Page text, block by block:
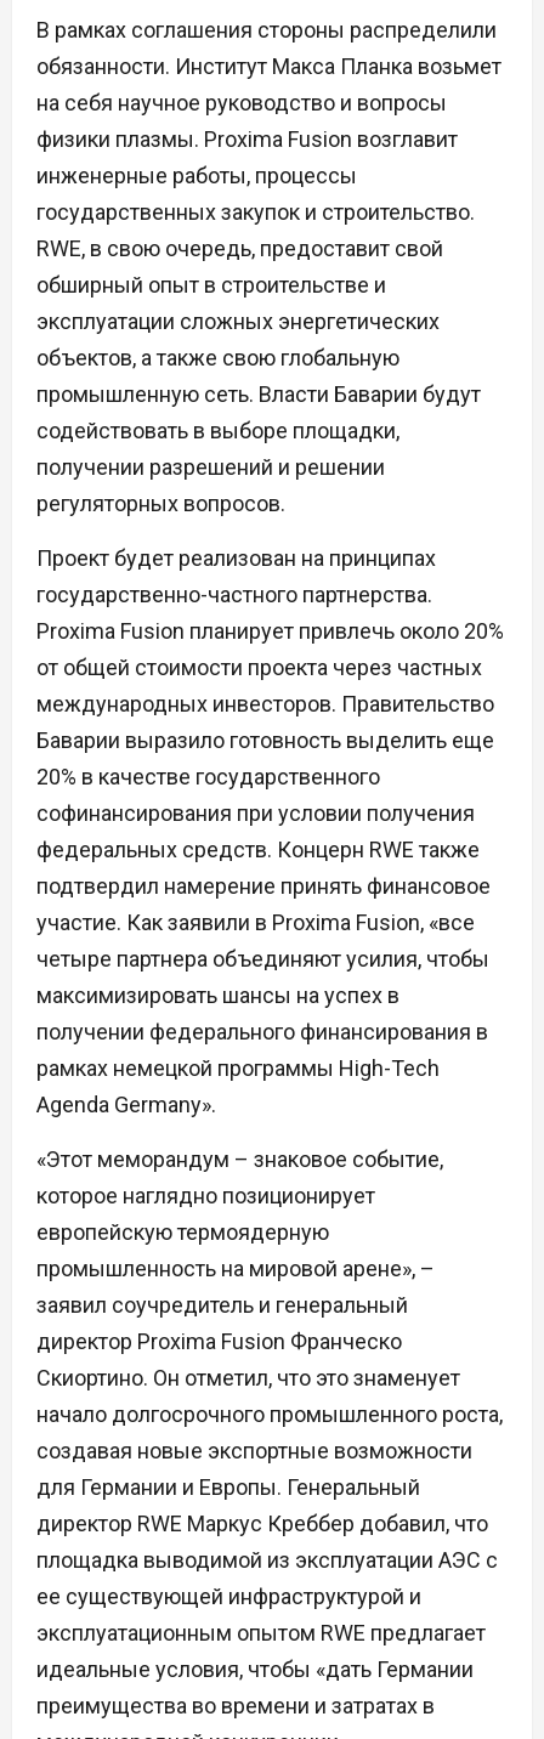
В рамках соглашения стороны распределили
обязанности. Институт Макса Планка возьмет
на себя научное руководство и вопросы
физики плазмы. Proxima Fusion возглавит
инженерные работы, процессы
государственных закупок и строительство.
RWE, в свою очередь, предоставит свой
обширный опыт в строительстве и
эксплуатации сложных энергетических
объектов, а также свою глобальную
промышленную сеть. Власти Баварии будут
содействовать в выборе площадки,
получении разрешений и решении
регуляторных вопросов.
Проект будет реализован на принципах
государственно-частного партнерства.
Proxima Fusion планирует привлечь около 20%
от общей стоимости проекта через частных
международных инвесторов. Правительство
Баварии выразило готовность выделить еще
20% в качестве государственного
софинансирования при условии получения
федеральных средств. Концерн RWE также
подтвердил намерение принять финансовое
участие. Как заявили в Proxima Fusion, «все
четыре партнера объединяют усилия, чтобы
максимизировать шансы на успех в
получении федерального финансирования в
рамках немецкой программы High-Tech
Agenda Germany».
«Этот меморандум – знаковое событие,
которое наглядно позиционирует
европейскую термоядерную
промышленность на мировой арене», –
заявил соучредитель и генеральный
директор Proxima Fusion Франческо
Скиортино. Он отметил, что это знаменует
начало долгосрочного промышленного роста,
создавая новые экспортные возможности
для Германии и Европы. Генеральный
директор RWE Маркус Креббер добавил, что
площадка выводимой из эксплуатации АЭС с
ее существующей инфраструктурой и
эксплуатационным опытом RWE предлагает
идеальные условия, чтобы «дать Германии
преимущества во времени и затратах в